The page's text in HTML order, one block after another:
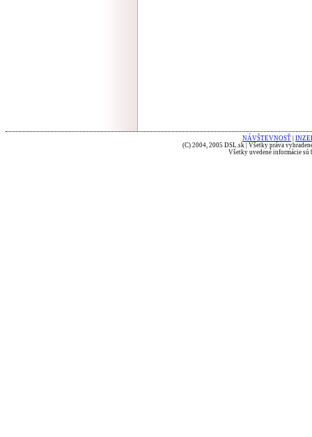
NÁVŠTEVNOSŤ
(C) 2004, 2005 DSL.sk | Všetky práva
Všetky uvedené informácie sú